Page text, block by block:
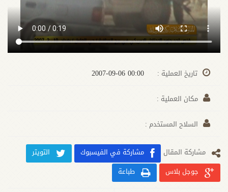
تاريخ العملية :
مكان العملية :
السلاح المستخدم :
مشارکة المقال مشاركة في الفيسبوك
التويتر
جوجل بلاس
طباعة